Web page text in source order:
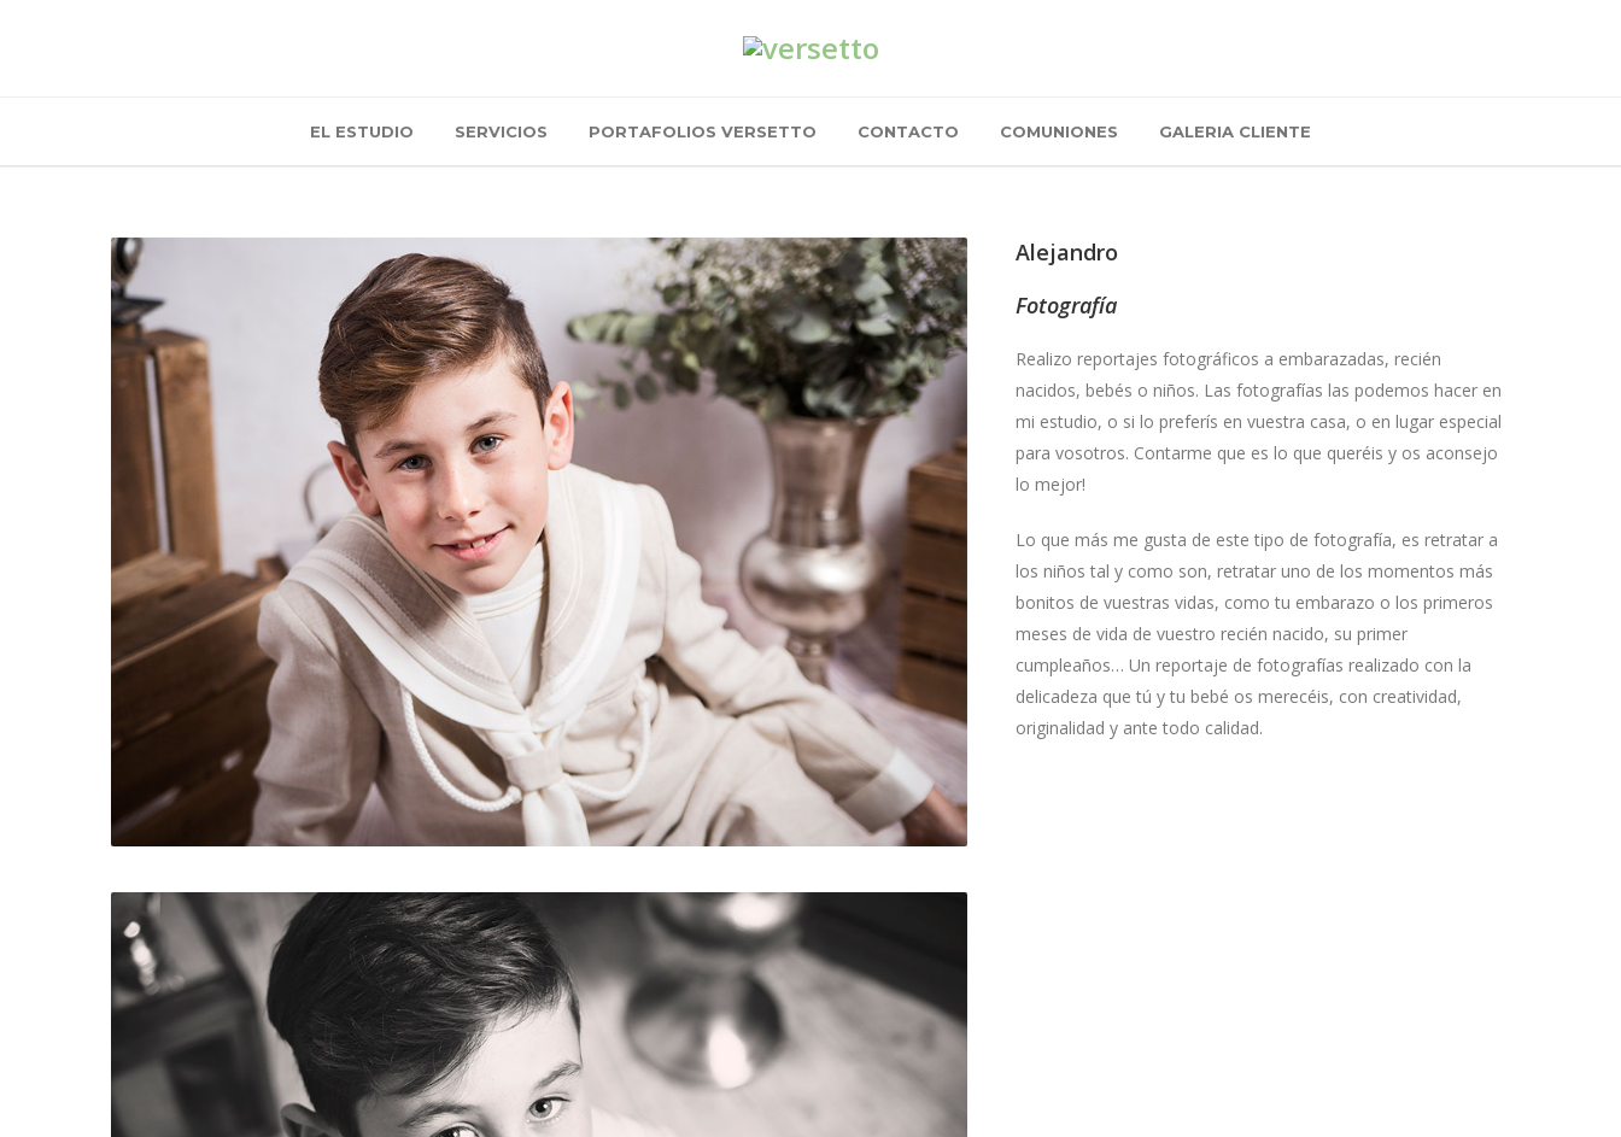
EL ESTUDIO SERVICIOS PORTAFOLIOS VERSETTO CONTACTO COMUNIONES GALERIA CLIENTE
Alejandro
Fotografía
Realizo reportajes fotográficos a embarazadas, recién
nacidos, bebés o niños. Las fotografías las podemos hacer en
mi estudio, o si lo preferís en vuestra casa, o en lugar especial
para vosotros. Contarme que es lo que queréis y os aconsejo
lo mejor!
Lo que más me gusta de este tipo de fotografía, es retratar a
los niños tal y como son, retratar uno de los momentos más
bonitos de vuestras vidas, como tu embarazo o los primeros
meses de vida de vuestro recién nacido, su primer
cumpleaños… Un reportaje de fotografías realizado con la
delicadeza que tú y tu bebé os merecéis, con creatividad,
originalidad y ante todo calidad.